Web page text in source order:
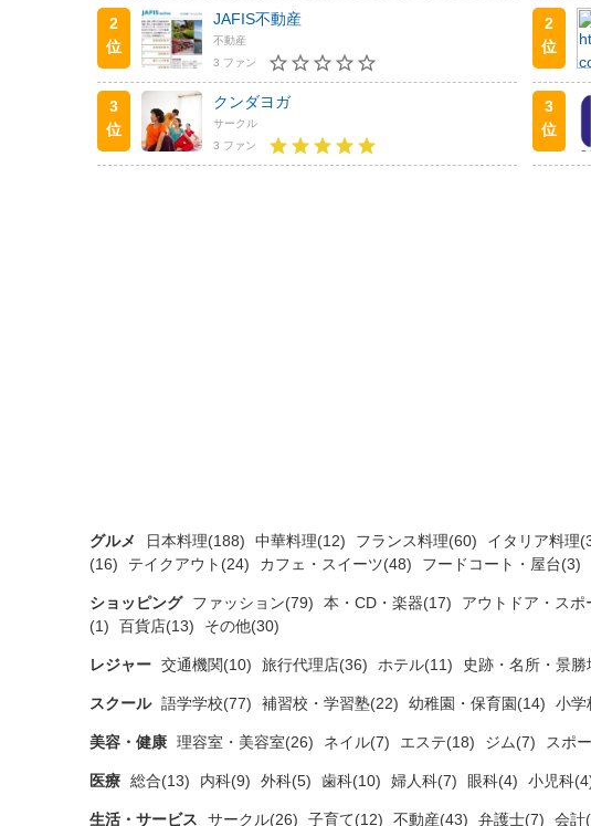
2
位
JAFIS不動産
不動産
3 ファン
3
位
クンダヨガ
サークル
3 ファン
2
位
3
位
グルメ 日本料理(188) 中華料理(12) フランス料理(60) イタリア料理
(16)
テイクアウト(24) カフェ・スイーツ(48) フードコート・屋台(3)
ショッピング ファッション(79) 本・CD・楽器(17) アウトドア・スポ
(1)
百貨店(13) その他(30)
レジャー 交通機関(10) 旅行代理店(36) ホテル(11) 史跡・名所・景勝
スクール 語学学校(77) 補習校・学習塾(22) 幼稚園・保育園(14) 小学
美容・健康 理容室・美容室(26) ネイル(7) エステ(18) ジム(7) スポ
医療 総合(13) 内科(9) 外科(5) 歯科(10) 婦人科(7) 眼科(4) 小児科
生活・サービス サークル(26) 子育て(12) 不動産(43) 弁護士(7) 会計